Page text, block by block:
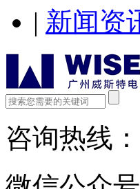
| 新闻资
咨询热线：